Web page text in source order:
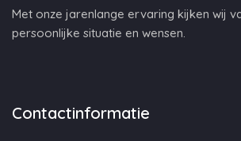
Met onze jarenlange ervaring kijken wij
persoonlijke situatie en wensen.
Contactinformatie